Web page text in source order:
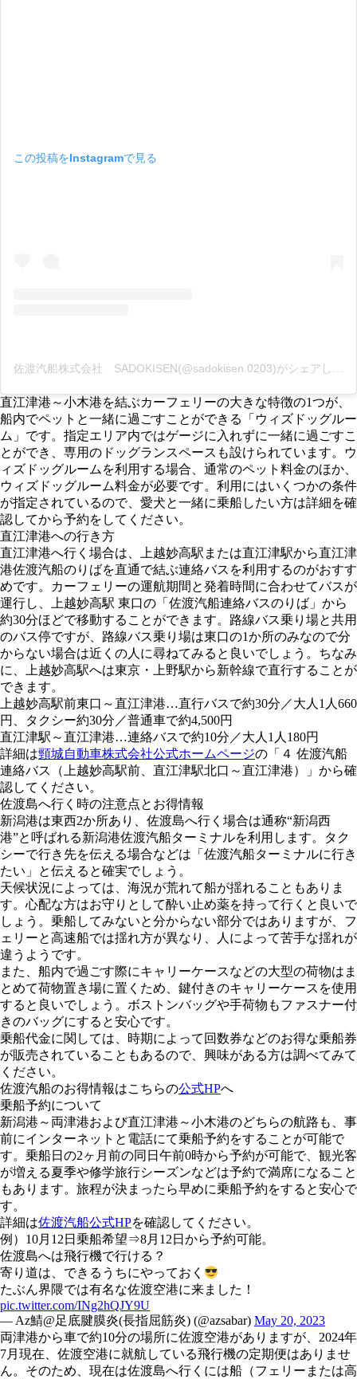
この投稿をInstagramで見る
佐渡汽船株式会社 SADOKISEN(@sadokisen.0203)がシェアした投稿
直江津港～小木港を結ぶカーフェリーの大きな特徴の1つが、
船内でペットと一緒に過ごすことができる「ウィズドッグルー
ム」です。指定エリア内ではゲージに入れずに一緒に過ごすこ
とができ、専用のドッグランスペースも設けられています。ウ
ィズドッグルームを利用する場合、通常のペット料金のほか、
ウィズドッグルーム料金が必要です。利用にはいくつかの条件
が指定されているので、愛犬と一緒に乗船したい方は詳細を確
認してから予約をしてください。
直江津港への行き方
直江津港へ行く場合は、上越妙高駅または直江津駅から直江津
港佐渡汽船のりばを直通で結ぶ連絡バスを利用するのがおすす
めです。カーフェリーの運航期間と発着時間に合わせてバスが
運行し、上越妙高駅 東口の「佐渡汽船連絡バスのりば」から
約30分ほどで移動することができます。路線バス乗り場と共用
のバス停ですが、路線バス乗り場は東口の1か所のみなので分
からない場合は近くの人に尋ねてみると良いでしょう。ちなみ
に、上越妙高駅へは東京・上野駅から新幹線で直行することが
できます。
上越妙高駅前東口～直江津港…直行バスで約30分／大人1人660
円、タクシー約30分／普通車で約4,500円
直江津駅～直江津港…連絡バスで約10分／大人1人180円
詳細は頸城自動車株式会社公式ホームページの「４ 佐渡汽船
連絡バス（上越妙高駅前、直江津駅北口～直江津港）」から確
認してください。
佐渡島へ行く時の注意点とお得情報
新潟港は東西2か所あり、佐渡島へ行く場合は通称“新潟西
港”と呼ばれる新潟港佐渡汽船ターミナルを利用します。タク
シーで行き先を伝える場合などは「佐渡汽船ターミナルに行き
たい」と伝えると確実でしょう。
天候状況によっては、海況が荒れて船が揺れることもありま
す。心配な方はお守りとして酔い止め薬を持って行くと良いで
しょう。乗船してみないと分からない部分ではありますが、フ
ェリーと高速船では揺れ方が異なり、人によって苦手な揺れが
違うようです。
また、船内で過ごす際にキャリーケースなどの大型の荷物はま
とめて荷物置き場に置くため、鍵付きのキャリーケースを使用
すると良いでしょう。ボストンバッグや手荷物もファスナー付
きのバッグにすると安心です。
乗船代金に関しては、時期によって回数券などのお得な乗船券
が販売されていることもあるので、興味がある方は調べてみて
ください。
佐渡汽船のお得情報はこちらの公式HPへ
乗船予約について
新潟港～両津港および直江津港～小木港のどちらの航路も、事
前にインターネットと電話にて乗船予約をすることが可能で
す。乗船日の2ヶ月前の同日午前0時から予約が可能で、観光客
が増える夏季や修学旅行シーズンなどは予約で満席になること
もあります。旅程が決まったら早めに乗船予約をすると安心で
す。
詳細は佐渡汽船公式HPを確認してください。
例）10月12日乗船希望⇒8月12日から予約可能。
佐渡島へは飛行機で行ける？
寄り道は、できるうちにやっておく
たぶん界隈では有名な佐渡空港に来ました！
pic.twitter.com/INg2hQJY9U
— Az鯖@足底腱膜炎(長指屈筋炎) (@azsabar) May 20, 2023
両津港から車で約10分の場所に佐渡空港がありますが、2024年
7月現在、佐渡空港に就航している飛行機の定期便はありませ
ん。そのため、現在は佐渡島へ行くには船（フェリーまたは高